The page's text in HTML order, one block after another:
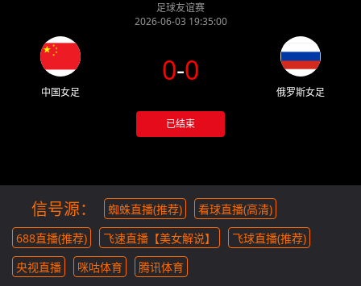
足球友谊赛
2026-06-03 19:35:00
中国女足
0-0
已结束
俄罗斯女足
信号源： 蜘蛛直播(推荐)
看球直播(高清)
688直播(推荐)
飞速直播【美女解说】
飞球直播(推荐)
央视直播
咪咕体育 腾讯体育